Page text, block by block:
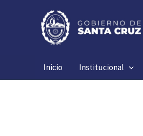
Inicio Institucional